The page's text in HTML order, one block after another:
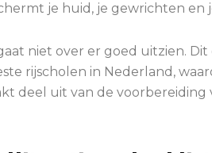
je huid, je gewrichten en
niet over er goed uitzien.
rijscholen in Nederland,
deel uit van de